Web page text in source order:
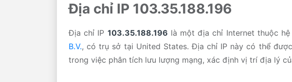
Địa chỉ IP 103.35.188.196
Địa chỉ IP 103.35.188.196 là một địa chỉ Internet thuộc
B.V., có trụ sở tại United States. Địa chỉ IP này có thể
trong việc phân tích lưu lượng mạng, xác định vị trí địa lý